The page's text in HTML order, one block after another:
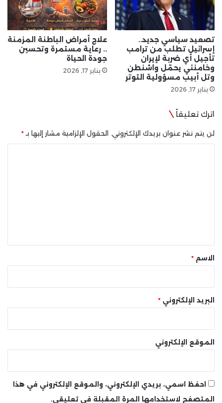
تصعيد سياسي جديد..
إسرائيل تطلب من ترامب
تأجيل أي ضربة لإيران
وخامنئي يحمّل واشنطن
وتل أبيب مسؤولية التوتر
يناير 17, 2026
علاج أمراض الباطنة المزمنة
.. رعاية مستمرة وتحسين
جودة الحياة
يناير 17, 2026
اترك تعليقاً
لن يتم نشر عنوان بريدك الإلكتروني. الحقول الإلزامية مشار إليها بـ*
* الاسم *
البريد الإلكتروني *
الموقع الإلكتروني
احفظ اسمي، بريدي الإلكتروني، والموقع الإلكتروني في هذا
المتصفح لاستخدامها المرة المقبلة في تعليقي.